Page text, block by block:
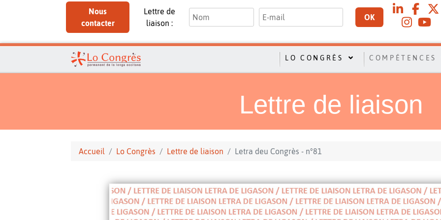
Nous
contacter
Lettre de
liaison :
OK
LO CONGRÈS COMPÉTENCES
Lettre de liaison
Accueil Lo Congrès Lettre de liaison Letra deu Congrès - n°81